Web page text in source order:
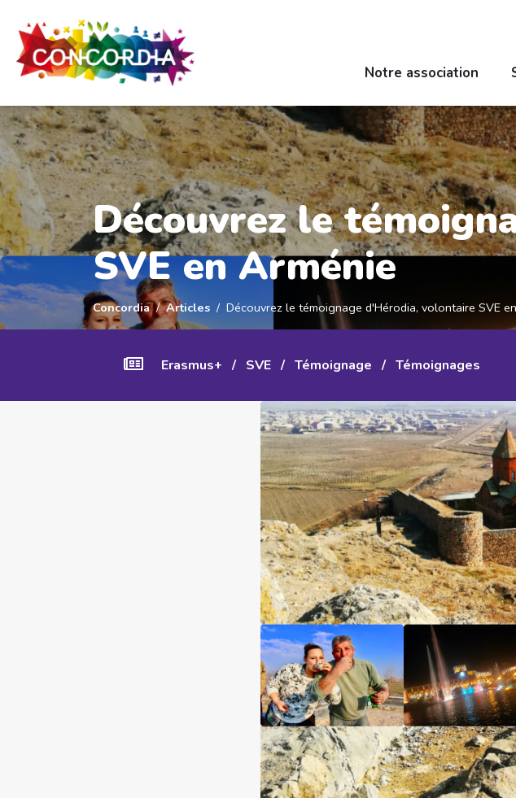
Notre association
Découvrez le
SVE en Arménie
Concordia Articles Découvrez le témoignage d'Hérodia, volontaire SVE
Erasmus+ / SVE/ Témoignage / Témoignages